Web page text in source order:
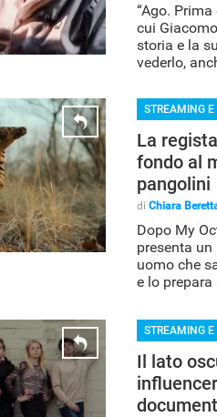
“Ago.
cui
storia e la
vederlo,
STREAMING E
La
fondo al
pangolini
di Chiara
Dopo My
presenta
uomo che
e lo
STREAMING E
Il lato